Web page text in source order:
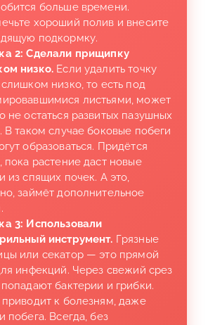
больше времени.
хороший полив и внесите
подкормку.
2: Сделали прищипку
низко. Если удалить точку
слишком низко, то есть под
листьями, может
не остаться развитых пазушных
В таком случае боковые побеги
образоваться. Придётся
пока растение даст новые
из спящих почек. А это,
займёт дополнительное
3: Использовали
инструмент. Грязные
или секатор — это прямой
инфекций. Через свежий срез
бактерии и грибки.
приводит к болезням, даже
побега. Всегда, без